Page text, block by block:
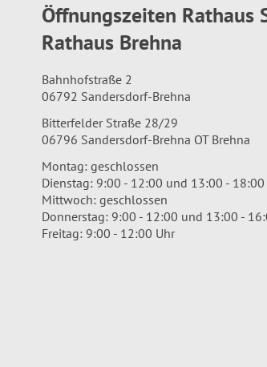
Öffnungszeiten Rathaus
Rathaus Brehna
Bahnhofstraße 2
06792 Sandersdorf-Brehna
Bitterfelder Straße 28/29
06796 Sandersdorf-Brehna OT Brehna
Montag: geschlossen
Dienstag: 9:00 - 12:00 und 13:00 - 18:00
Mittwoch: geschlossen
Donnerstag: 9:00 - 12:00 und 13:00 -
Freitag: 9:00 - 12:00 Uhr